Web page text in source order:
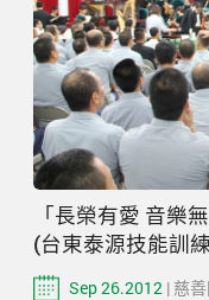
「長榮有愛 音樂
(台東泰源技能訓
Sep 26.2012 | 慈